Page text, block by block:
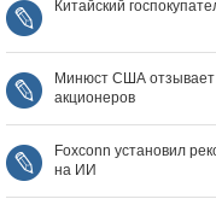
Китайский
Минюст США отзывает
акционеров
Foxconn установил
на ИИ